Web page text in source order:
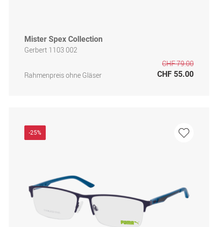
Mister Spex Collection
Gerbert 1103 002
Rahmenpreis ohne Gläser
CHF 79.00
CHF 55.00
-25%